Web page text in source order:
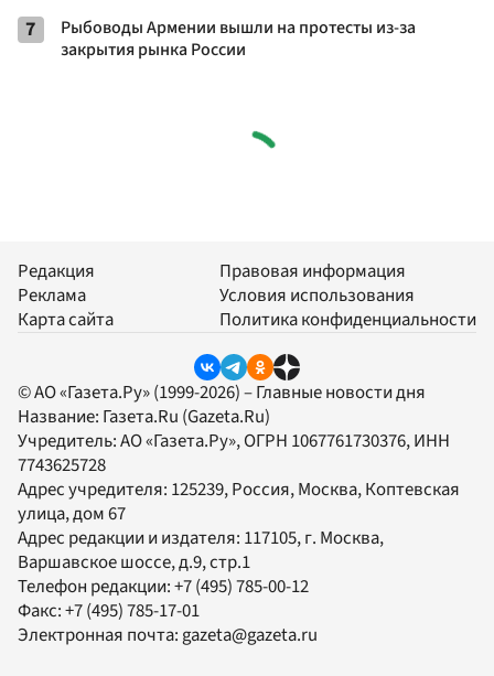
7
Рыбоводы Армении вышли на протесты из-за
закрытия рынка России
Редакция
Реклама
Карта сайта
Правовая информация
Условия использования
Политика конфиденциальности
© АО «Газета.Ру» (1999-2026) – Главные новости дня
Название: Газета.Ru (Gazeta.Ru)
Учредитель:АО «Газета.Ру», ОГРН 1067761730376, ИНН
7743625728
Адрес учредителя: 125239, Россия, Москва, Коптевская
улица, дом 67
Адрес редакции и издателя: 117105, г. Москва,
Варшавское шоссе, д.9, стр.1
Телефон редакции:+7 (495) 785-00-12
Факс:+7 (495) 785-17-01
Электронная почта:gazeta@gazeta.ru